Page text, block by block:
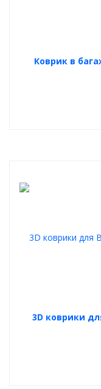
Коврик в
3D коврики